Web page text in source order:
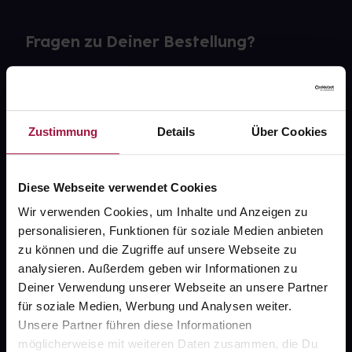
Zustimmung Details Über Cookies
Diese Webseite verwendet Cookies
Wir verwenden Cookies, um Inhalte und Anzeigen zu
personalisieren, Funktionen für soziale Medien anbieten
zu können und die Zugriffe auf unsere Webseite zu
analysieren. Außerdem geben wir Informationen zu
Deiner Verwendung unserer Webseite an unsere Partner
für soziale Medien, Werbung und Analysen weiter.
Unsere Partner führen diese Informationen
möglicherweise mit weiteren Daten zusammen, die Du
Fragen zu Deiner Bestellung?
gesund.de
Über uns
Karriere
Newsletter